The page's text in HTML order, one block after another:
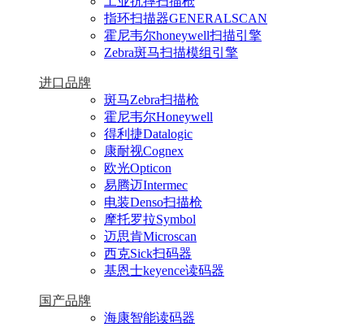
指环扫描器GENERALSCAN
霍尼韦尔honeywell扫描引擎
Zebra斑马扫描模组引擎
进口品牌
斑马Zebra扫描枪
霍尼韦尔Honeywell
得利捷Datalogic
康耐视Cognex
欧光Opticon
易腾迈Intermec
电装Denso扫描枪
摩托罗拉Symbol
迈思肯Microscan
西克Sick扫码器
基恩士keyence读码器
国产品牌
海康智能读码器